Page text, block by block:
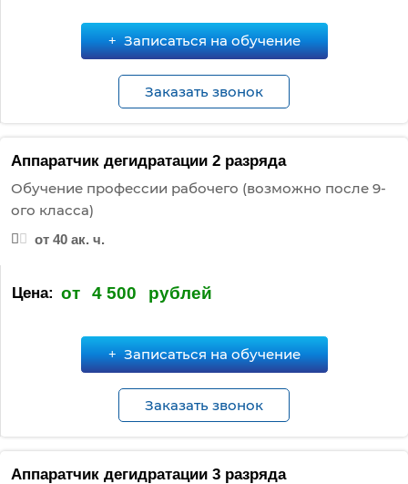
Записаться на обучение
Заказать звонок
Аппаратчик дегидратации 2 разряда
Обучение профессии рабочего (возможно после 9-
ого класса)
от 40 ак. ч.
Цена: от 4 500 рублей
Записаться на обучение
Заказать звонок
Аппаратчик дегидратации 3 разряда